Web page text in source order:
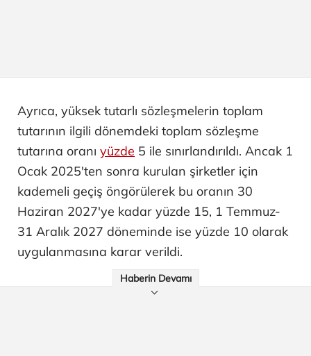
Ayrıca, yüksek tutarlı sözleşmelerin toplam
tutarının ilgili dönemdeki toplam sözleşme
tutarına oranı yüzde 5 ile sınırlandırıldı. Ancak 1
Ocak 2025'ten sonra kurulan şirketler için
kademeli geçiş öngörülerek bu oranın 30
Haziran 2027'ye kadar yüzde 15, 1 Temmuz-
31 Aralık 2027 döneminde ise yüzde 10 olarak
uygulanmasına karar verildi.
Haberin Devamı